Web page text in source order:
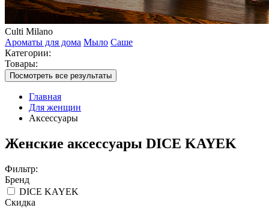
Culti Milano
Ароматы для дома Мыло Саше
Категории:
Товары:
Посмотреть все результаты
Главная
Для женщин
Аксессуары
Женские аксессуары DICE KAYEK
Фильтр:
Бренд
DICE KAYEK
Скидка